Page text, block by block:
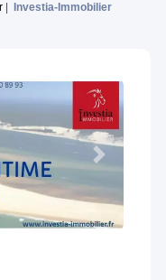
Investia-Immobilier
Next